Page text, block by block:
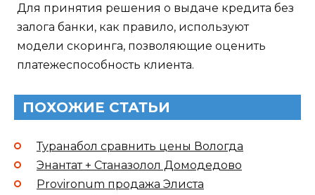
Для принятия решения о выдаче кредита без
залога банки, как правило, используют
модели скоринга, позволяющие оценить
платежеспособность клиента.
ПОХОЖИЕ СТАТЬИ
Туранабол сравнить цены Вологда
Энантат + Станазолол Домодедово
Provironum продажа Элиста